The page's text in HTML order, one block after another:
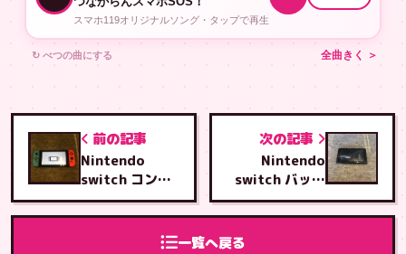
スマホ119オリジナルソング・タップで再生
↻ べつの曲にする 全曲きく ＞
前の記事
Nintendo
switch コント
ローラーホルダ
ーLレール交換
一覧へ戻る
次の記事
Nintendo
switch バッテ
リー交換修理